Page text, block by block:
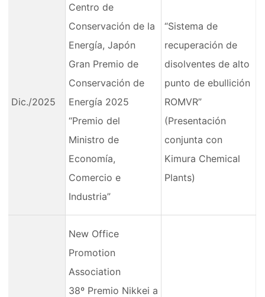
Dic./2025
Centro de
Conservación de la
Energía, Japón
Gran Premio de
Conservación de
Energía 2025
“Premio del
Ministro de
Economía,
Comercio e
Industria”
“Sistema de
recuperación de
disolventes de alto
punto de ebullición
ROMVR”
(Presentación
conjunta con
Kimura Chemical
Plants)
New Office
Promotion
Association
38º Premio Nikkei a